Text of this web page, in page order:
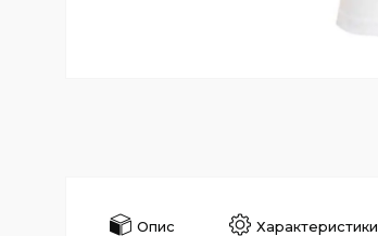
Опис Характеристики